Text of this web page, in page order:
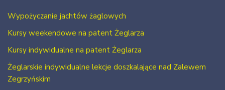
Wypożyczanie jachtów żaglowych
Kursy weekendowe na patent Żeglarza
Kursy indywidualne na patent Żeglarza
Żeglarskie indywidualne lekcje doszkalające nad Zalewem
Zegrzyńskim